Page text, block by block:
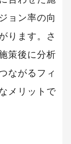
ョン率の向
ります。さ
策後に分析
ながるフィ
メリットで